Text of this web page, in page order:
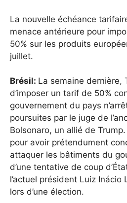
La nouvelle échéance
menace antérieure pour
50% sur les produits
juillet.
Brésil: La semaine dernière,
d’imposer un tarif de 50%
gouvernement du pays
poursuites par le juge de
Bolsonaro, un allié de
pour avoir prétendument
attaquer les bâtiments du
d’une tentative de coup
l’actuel président Luiz Inácio
lors d’une élection.